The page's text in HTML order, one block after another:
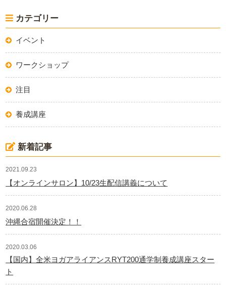
カテゴリー
イベント
ワークショップ
注目
養成講座
新着記事
2021.09.23
【オンラインサロン】10/23生配信講義について
2020.06.28
沖縄合宿開催決定！！
2020.03.06
【国内】全米ヨガアライアンスRYT200通学制養成講座スター
ト